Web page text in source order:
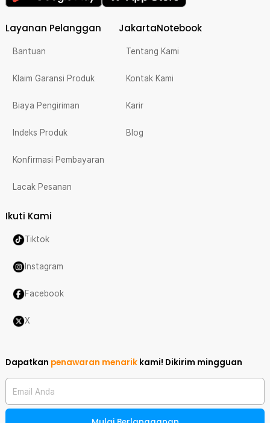
Layanan Pelanggan
Bantuan
Klaim Garansi Produk
Biaya Pengiriman
Indeks Produk
Konfirmasi Pembayaran
Lacak Pesanan
JakartaNotebook
Tentang Kami
Kontak Kami
Karir
Blog
Ikuti Kami
Tiktok
Instagram
Facebook
X
Dapatkan penawaran menarik kami! Dikirim mingguan
Email Anda